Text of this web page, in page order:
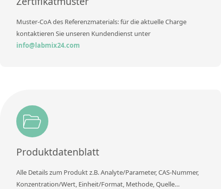
Muster-CoA des Referenzmaterials: für die aktuelle Charge
kontaktieren Sie unseren Kundendienst unter
info@labmix24.com
Produktdatenblatt
Alle Details zum Produkt z.B. Analyte/Parameter, CAS-Nummer,
Konzentration/Wert, Einheit/Format, Methode, Quelle…